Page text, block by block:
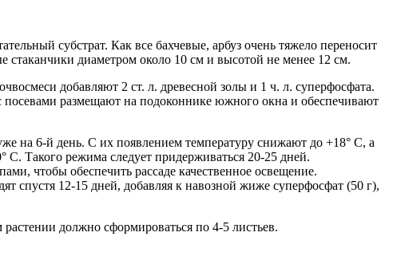
субстрат. Как все бахчевые, арбуз очень тяжело переносит
стаканчики диаметром около 10 см и высотой не менее 12 см.
добавляют 2 ст. л. древесной золы и 1 ч. л. суперфосфата.
посевами размещают на подоконнике южного окна и обеспечивают
на 6-й день. С их появлением температуру снижают до +18° C, а
C. Такого режима следует придерживаться 20-25 дней.
чтобы обеспечить рассаде качественное освещение.
спустя 12-15 дней, добавляя к навозной жиже суперфосфат (50 г),
должно сформироваться по 4-5 листьев.